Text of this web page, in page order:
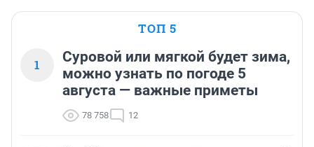
ТОП 5
1
Суровой или мягкой будет зима,
можно узнать по погоде 5
августа — важные приметы
78 758 12